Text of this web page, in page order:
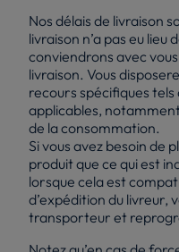
Nos délais de livraison
livraison n’a pas eu lieu
conviendrons avec
livraison. Vous
recours spécifiques tels
applicables,
de la consommation.
Si vous avez besoin de
produit que ce qui est
lorsque cela est
d’expédition du livreur,
transporteur et